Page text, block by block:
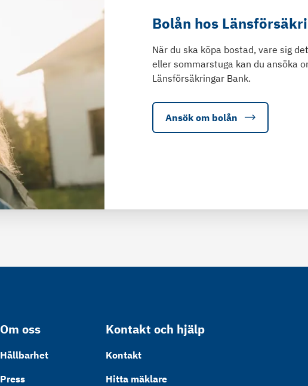
Bolån hos
När du ska köpa bostad, vare sig
eller sommarstuga kan du ansöka
Länsförsäkringar Bank.
Ansök om bolån
Om oss
Hållbarhet
Press
Kontakt och hjälp
Kontakt
Hitta mäklare